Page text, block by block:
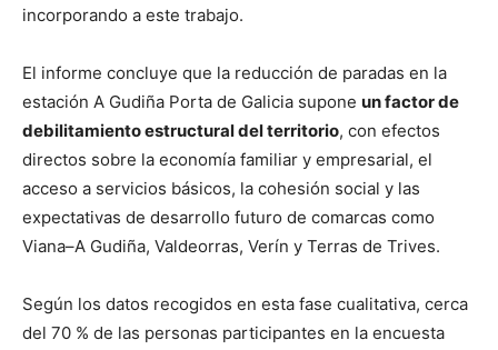
incorporando a este trabajo.
El informe concluye que la reducción de paradas en la
estación A Gudiña Porta de Galicia supone un factor de
debilitamiento estructural del territorio, con efectos
directos sobre la economía familiar y empresarial, el
acceso a servicios básicos, la cohesión social y las
expectativas de desarrollo futuro de comarcas como
Viana–A Gudiña, Valdeorras, Verín y Terras de Trives.
Según los datos recogidos en esta fase cualitativa, cerca
del 70 % de las personas participantes en la encuesta